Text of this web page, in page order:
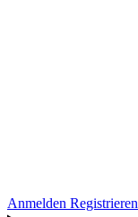
Anmelden Registrieren